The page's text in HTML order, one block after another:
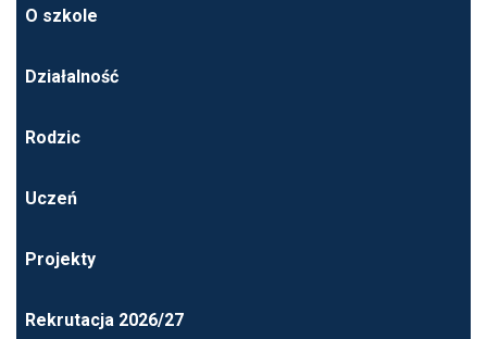
O szkole
Działalność
Rodzic
Uczeń
Projekty
Rekrutacja 2026/27